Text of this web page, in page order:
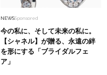
NEWSSponsored
今の私に、そして未来の私に。
【シャネル】が贈る、永遠の絆
を形にする「ブライダルフェ
ア」